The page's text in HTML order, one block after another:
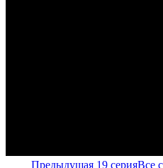
Предыдущая 19 серияВсе